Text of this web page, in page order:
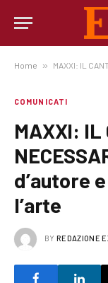
Home » MAXXI: IL
COMUNICATI
MAXXI: IL
d’autore
l’arte
BY REDAZIONE